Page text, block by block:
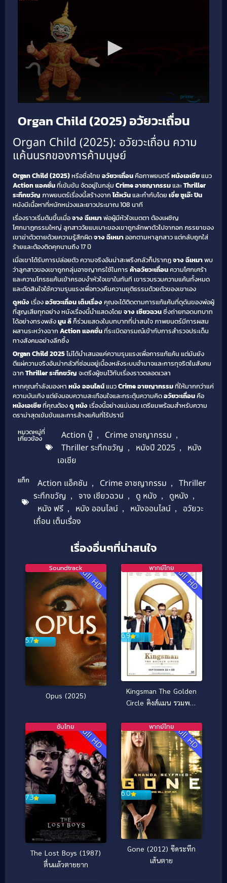
Organ Child (2025) อวัยวะเถื่อน
Organ Child (2025): อวัยวะเถื่อน ความ
แค้นนรกของการค้ามนุษย์
Organ Child (2025)หรือชื่อไทย อวัยวะเถื่อนคือภาพยนตร์หนังเอเชียแนว
Action แอคชั่นที่เข้มข้น จัดอยู่ในกลุ่ม Crime อาชญากรรมและThriller
ระทึกขวัญ ภาพยนตร์เรื่องนี้สร้างจากไต้หวันและกำกับโดย เจี่ย ซูเอ๊ะ ปิน
หนังมีเนื้อหาที่หนักหน่วงและยาวประมาณ 108 นาที
เรื่องราวเริ่มต้นขึ้นเมื่อจาง ฉีเหมาพ่อผู้มีหัวใจเมตตา ต้องเผชิญ
โศกนาฏกรรมใหญ่ ลูกสาววัยแบเบาะของเขาถูกลักพาตัวไปจากอก ภรรยาของ
เขาฆ่าตัวตายด้วยความรู้สึกผิดจาง ฉีเหมาออกตามหาลูกสาว แต่กลับถูกใส่
ร้ายและต้องติดคุกนานถึง 17 ปี
เมื่อเขาได้รับการปล่อยตัว ความจริงอันน่าสะพรึงกลัวก็ปรากฏจาง ฉีเหมาพบ
ว่าลูกสาวของเขาถูกกลุ่มอาชญากรใช้ในการ ค้าอวัยวะเถื่อนความโศกเศร้า
และความโกรธแค้นเข้าครอบงำหัวใจเขาในทันที เขารวบรวมความแค้นทั้งหมด
และตัดสินใจใช้ความรุนแรงเพื่อทวงคืนความยุติธรรมด้วยตัวของเขาเอง
ดูหนังเรื่องอวัยวะเถื่อน เต็มเรื่องคุณจะได้ติดตามการแก้แค้นที่ดุดันของพ่อผู้
ที่สูญเสียทุกอย่าง หนังเรื่องนี้นำแสดงโดย จาง เซียวฉวนซึ่งถ่ายทอดบทบาท
ได้อย่างทรงพลังมูน ลีก็ร่วมแสดงในบทบาทที่น่าสนใจ ภาพยนตร์มีการผสม
ผสานระหว่างฉากAction แอคชั่นที่ระเบิดอารมณ์เข้ากับการสำรวจประเด็น
ทางสังคมอย่างลึกซึ้ง
Organ Child 2025ไม่ได้นำเสนอแค่ความรุนแรงเพื่อการแก้แค้น แต่มันยัง
ตีแผ่ความจริงอันน่ากลัวที่ซ่อนอยู่เบื้องหลังระบบอำนาจและการทุจริตในสังคม
ฉากThriller ระทึกขวัญ จะตรึงผู้ชมไว้กับเรื่องราวตลอดเวลา
หากคุณกำลังมองหา หนัง ออนไลน์แนวCrime อาชญากรรมที่ให้มากกว่าแค่
ความบันเทิง แต่ยังมอบความสะเทือนใจและกระตุ้นความคิดอวัยวะเถื่อนคือ
หนังเอเชียที่คุณต้องดู หนังเรื่องนี้อย่างแน่นอน เตรียมพร้อมสำหรับความ
ดราม่าสุดเข้มข้นและการล้างแค้นที่ไร้ปรานี
หมวดหมู่ที่
เกี่ยวข้อง Action บู๊ , Crime อาชญากรรม ,
Thriller ระทึกขวัญ , หนังปี 2025 ,
หนัง
เอเชีย
แท็ก Action แอ็คชัน , Crime อาชญากรรม ,
Thriller
ระทึกขวัญ , จาง เซียวฉวน , ดู หนัง , ดูหนัง ,
หนัง ฟรี , หนัง ออนไลน์ , หนังออนไลน์ ,
อวัยวะ
เถื่อน เต็มเรื่อง
เรื่องอื่นๆที่น่าสนใจ
Full HD
5.7
Soundtrack
Opus (2025)
Full HD
6.9
พากย์ไทย
Kingsman The Golden
Circle คิงส์แมน รวมพลัง
Full HD
7.3
ซับไทย
The Lost Boys (1987)
ตื่นแล้วตายยาก
Full HD
6.0
พากย์ไทย
Gone (2012) ขีดระทึก
เส้นตาย